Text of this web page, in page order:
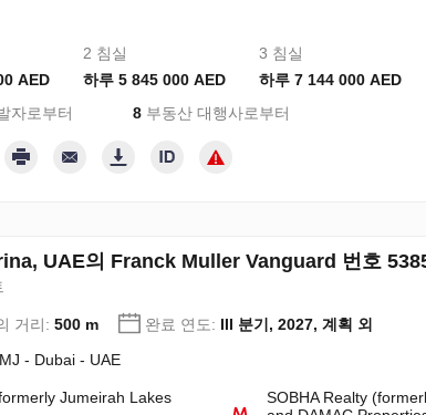
AED
2 침실
하루 5 845 000 AED
3 침실
하루 7 144 000 AED
자로부터 8부동산 대행사로부터
UAE의 Franck Muller Vanguard 번호
거리: 500 m 완료 연도: III 분기, 2027, 계획 외
- Dubai - UAE
Jumeirah Lakes
SOBHA Realty